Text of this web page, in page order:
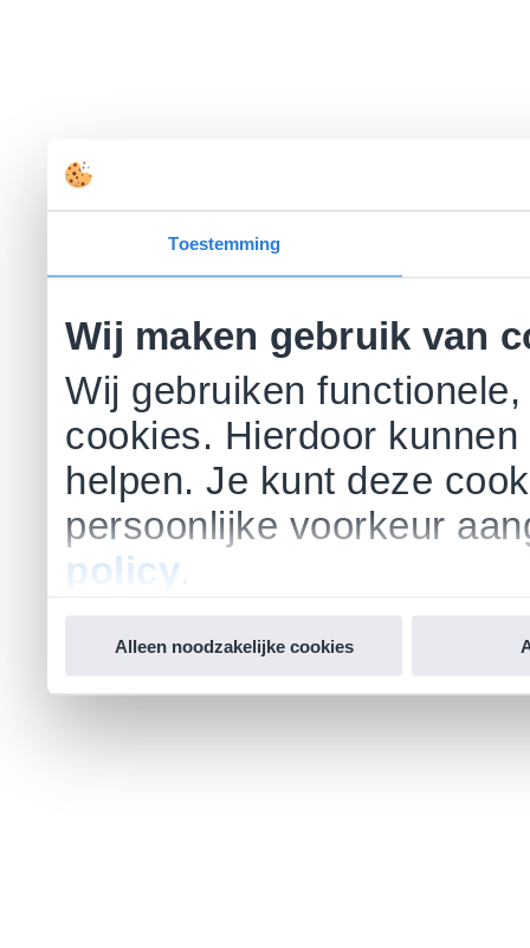
Toestemming
Wij maken gebruik van
Wij gebruiken
cookies. Hierdoor
helpen. Je kunt deze
persoonlijke voorkeur
policy
Alleen noodzakelijke cookies